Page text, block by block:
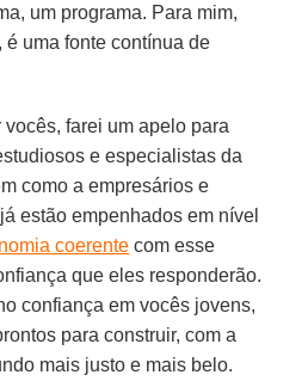
um programa. Para mim,
uma fonte contínua de
farei um apelo para
e especialistas da
como a empresários e
estão empenhados em nível
coerente com esse
que eles responderão.
confiança em vocês jovens,
para construir, com a
mais justo e mais belo.